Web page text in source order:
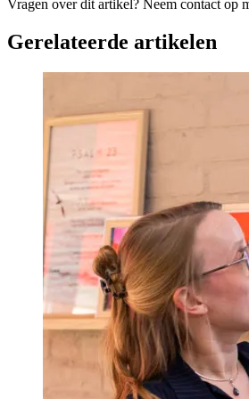
Vragen over dit artikel? Neem contact op
Gerelateerde artikelen